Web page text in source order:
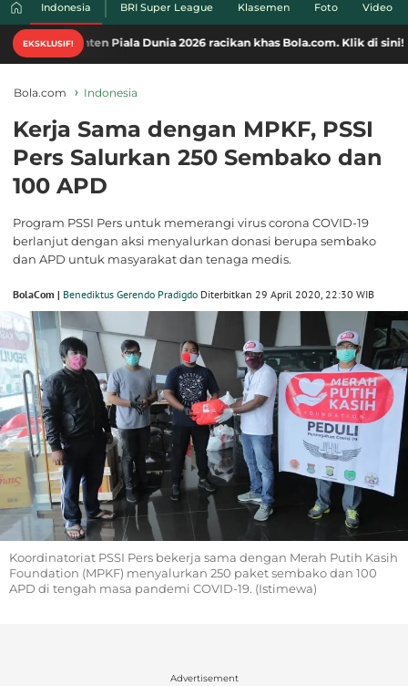
Indonesia BRI Super League Klasemen Foto Video
EKSKLUSIF!
Piala Dunia 2026 racikan khas Bola.com. Klik di sini!
Bola.com Indonesia
Kerja Sama dengan MPKF, PSSI
Pers Salurkan 250 Sembako dan
100 APD
Program PSSI Pers untuk memerangi virus corona COVID-19
berlanjut dengan aksi menyalurkan donasi berupa sembako
dan APD untuk masyarakat dan tenaga medis.
BolaCom | Benediktus Gerendo Pradigdo Diterbitkan 29 April 2020, 22:30 WIB
Koordinatoriat PSSI Pers bekerja sama dengan Merah Putih Kasih
Foundation (MPKF) menyalurkan 250 paket sembako dan 100
APD di tengah masa pandemi COVID-19. (Istimewa)
Advertisement